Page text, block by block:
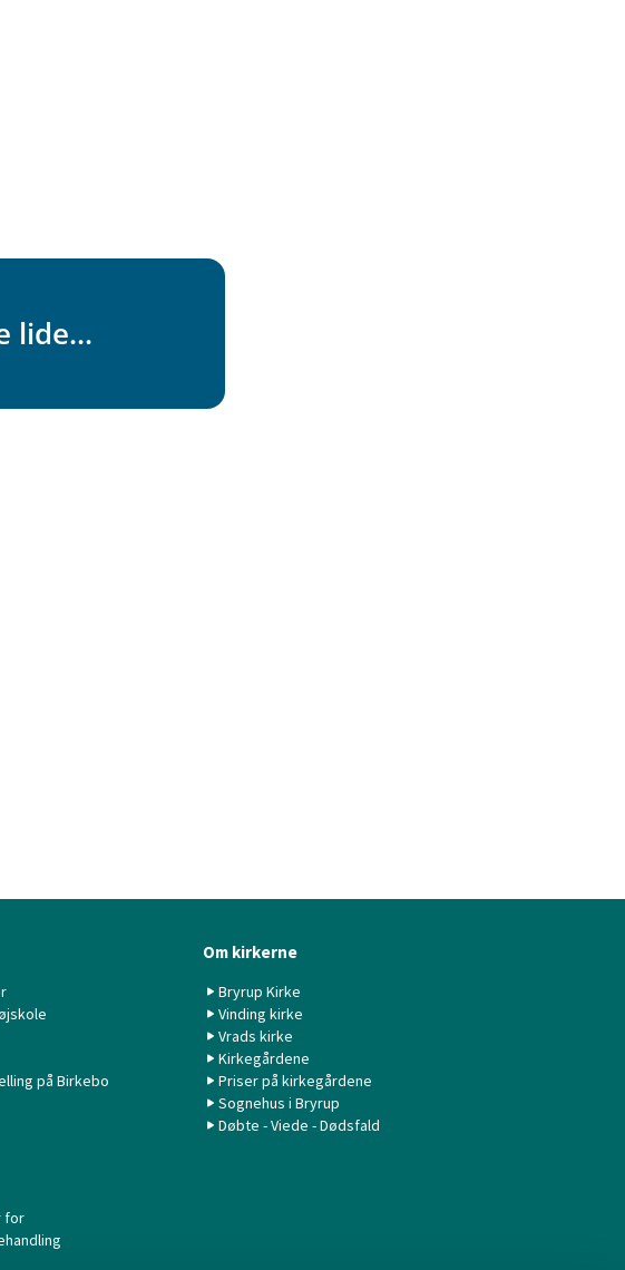
lide...
på Birkebo
Om kirkerne
Bryrup Kirke
Vinding kirke
Vrads kirke
Kirkegårdene
Priser på kirkegårdene
Sognehus i Bryrup
Døbte - Viede - Dødsfald
for